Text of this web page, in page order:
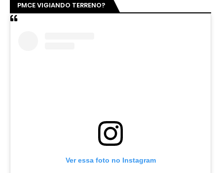
PMCE VIGIANDO TERRENO?
Ver essa foto no Instagram